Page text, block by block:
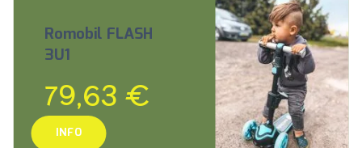
Romobil FLASH
3U1
79,63 €
INFO